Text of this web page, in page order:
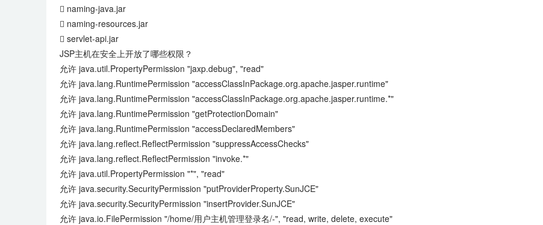
 naming-java.jar
 naming-resources.jar
 servlet-api.jar
JSP主机在安全上开放了哪些权限？
允许 java.util.PropertyPermission "jaxp.debug", "read"
允许 java.lang.RuntimePermission "accessClassInPackage.org.apache.jasper.runtime"
允许 java.lang.RuntimePermission "accessClassInPackage.org.apache.jasper.runtime.*"
允许 java.lang.RuntimePermission "getProtectionDomain"
允许 java.lang.RuntimePermission "accessDeclaredMembers"
允许 java.lang.reflect.ReflectPermission "suppressAccessChecks"
允许 java.lang.reflect.ReflectPermission "invoke.*"
允许 java.util.PropertyPermission "*", "read"
允许 java.security.SecurityPermission "putProviderProperty.SunJCE"
允许 java.security.SecurityPermission "insertProvider.SunJCE"
允许 java.io.FilePermission "/home/用户主机管理登录名/-", "read, write, delete, execute"